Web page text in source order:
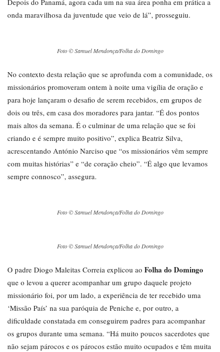
Depois do Panamá, agora cada um na sua área ponha em prática a
onda maravilhosa da juventude que veio de lá”, prosseguiu.
Foto © Samuel Mendonça/Folha do Domingo
No contexto desta relação que se aprofunda com a comunidade, os
missionários promoveram ontem à noite uma vigília de oração e
para hoje lançaram o desafio de serem recebidos, em grupos de
dois ou três, em casa dos moradores para jantar. “É dos pontos
mais altos da semana. É o culminar de uma relação que se foi
criando e é sempre muito positivo”, explica Beatriz Silva,
acrescentando António Narciso que “os missionários vêm sempre
com muitas histórias” e “de coração cheio”. “É algo que levamos
sempre connosco”, assegura.
Foto © Samuel Mendonça/Folha do Domingo
Foto © Samuel Mendonça/Folha do Domingo
O padre Diogo Maleitas Correia explicou ao Folha do Domingo
que o levou a querer acompanhar um grupo daquele projeto
missionário foi, por um lado, a experiência de ter recebido uma
‘Missão País’ na sua paróquia de Peniche e, por outro, a
dificuldade constatada em conseguirem padres para acompanhar
os grupos durante uma semana. “Há muito poucos sacerdotes que
não sejam párocos e os párocos estão muito ocupados e têm muita